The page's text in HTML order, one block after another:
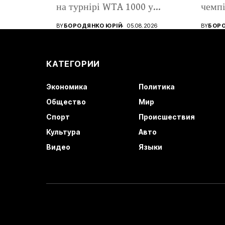
на турнірі WTA 1000 у...
BYБОРОДЯНКО ЮРІЙ 05.08.2026 BY
КАТЕГОРИИ
Экономика
Политика
Общество
Мир
Спорт
Происшествия
Культура
Авто
Видео
Языки